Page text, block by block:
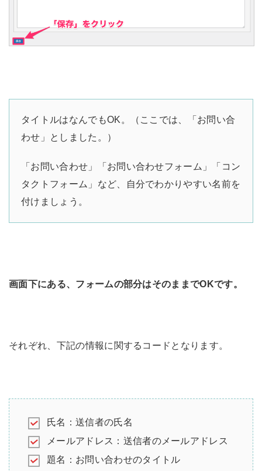
タイトルはなんでもOK。（ここでは、「お問い合
わせ」としました。）
「お問い合わせ」「お問い合わせフォーム」「コン
タクトフォーム」など、自分でわかりやすい名前を
付けましょう。
画面下にある、フォームの部分はそのままでOKです。
それぞれ、下記の情報に関するコードとなります。
氏名：送信者の氏名
メールアドレス：送信者のメールアドレス
題名：お問い合わせのタイトル